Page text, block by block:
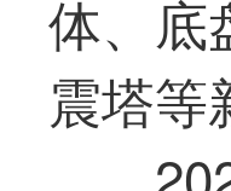
体、底
震塔等